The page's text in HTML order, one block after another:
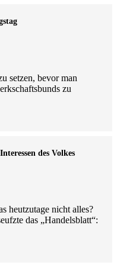
setzen, bevor man
zu
des Volkes
heutzutage nicht alles?
das „Handelsblatt“: